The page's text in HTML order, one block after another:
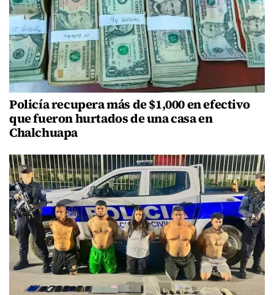
Policía recupera más de $1,000 en efectivo
que fueron hurtados de una casa en
Chalchuapa